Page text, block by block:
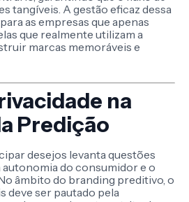
tangíveis. A gestão eficaz dessa
as empresas que apenas
que realmente utilizam a
marcas memoráveis e
na
Predição
desejos levanta questões
do consumidor e o
âmbito do branding preditivo, o
deve ser pautado pela